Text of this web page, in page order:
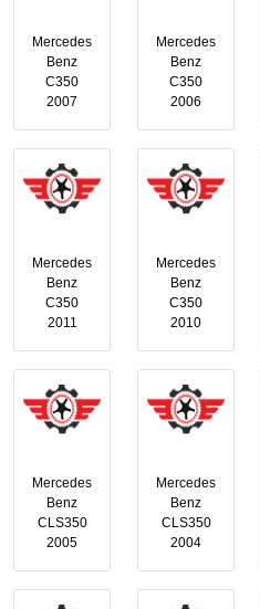
Mercedes
Benz
C350
2006
Mercedes
Benz
C350
2007
Mercedes
Benz
C350
2010
Mercedes
Benz
C350
2011
Mercedes
Benz
CLS350
2004
Mercedes
Benz
CLS350
2005